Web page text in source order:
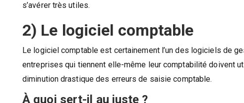
s’avérer très utiles.
2) Le logiciel comptable
Le logiciel comptable est certainement l’un des logiciels de
entreprises qui tiennent elle-même leur comptabilité doivent
diminution drastique des erreurs de saisie comptable.
À quoi sert-il au juste ?